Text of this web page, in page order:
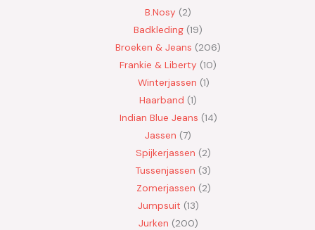
B.Nosy
2
Badkleding 19
Broeken & Jeans
206
Frankie & Liberty 10
Winterjassen 1
Haarband 1
Indian Blue Jeans 14
Jassen 7
Spijkerjassen
2
Tussenjassen
3
Zomerjassen 2
Jumpsuit 13
Jurken 200